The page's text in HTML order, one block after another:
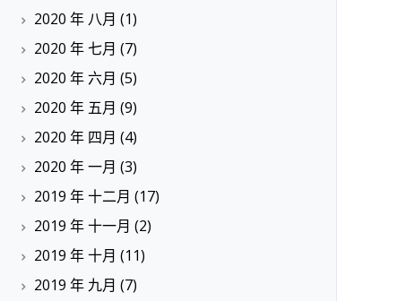
2020 年 八月 (1)
2020 年 七月 (7)
2020 年 六月 (5)
2020 年 五月 (9)
2020 年 四月 (4)
2020 年 一月 (3)
2019 年 十二月 (17)
2019 年 十一月 (2)
2019 年 十月 (11)
2019 年 九月 (7)